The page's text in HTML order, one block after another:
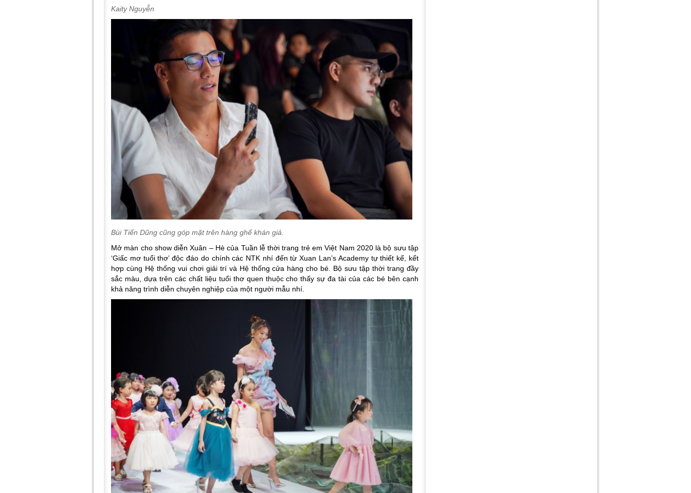
Kaity Nguyễn
Bùi Tiến Dũng cũng góp mặt trên hàng ghế khán giả.
Mở màn cho show diễn Xuân – Hè của Tuần lễ thời trang trẻ em Việt Nam 2020 là bộ sưu tập
‘Giấc mơ tuổi thơ’ độc đáo do chính các NTK nhí đến từ Xuan Lan’s Academy tự thiết kế, kết
hợp cùng Hệ thống vui chơi giải trí và Hệ thống cửa hàng cho bé. Bộ sưu tập thời trang đầy
sắc màu, dựa trên các chất liệu tuổi thơ quen thuộc cho thấy sự đa tài của các bé bên cạnh
khả năng trình diễn chuyên nghiệp của một người mẫu nhí.